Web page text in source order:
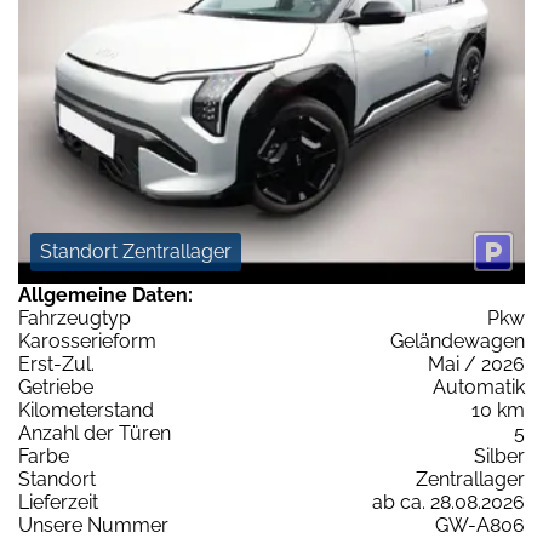
Standort Zentrallager
Allgemeine Daten:
Fahrzeugtyp
Pkw
Karosserieform
Geländewagen
Erst-Zul.
Mai / 2026
Getriebe
Automatik
Kilometerstand
10 km
Anzahl der Türen
5
Farbe
Silber
Standort
Zentrallager
Lieferzeit
ab ca. 28.08.2026
Unsere Nummer
GW-A806